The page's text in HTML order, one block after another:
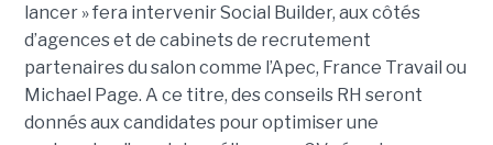
lancer » fera intervenir Social Builder, aux côtés
d’agences et de cabinets de recrutement
partenaires du salon comme l’Apec, France Travail ou
Michael Page. A ce titre, des conseils RH seront
donnés aux candidates pour optimiser une